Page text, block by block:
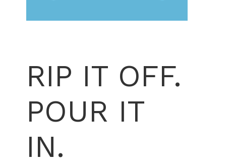
RIP IT OFF.
POUR IT
IN.